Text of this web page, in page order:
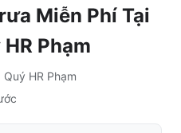
Miễn Phí Tại
Phạm
Quý HR Phạm